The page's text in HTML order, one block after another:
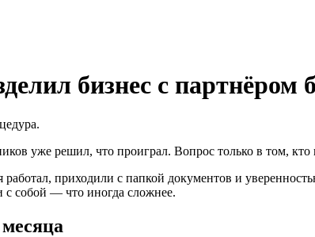
бизнес с партнёром
уже решил, что проиграл. Вопрос только в том, кто
приходили с папкой документов и
собой — что иногда сложнее.